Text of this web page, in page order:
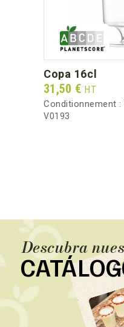
copa 16cl
Prix
31,50 € HT
Conditionnement :
V0193
Descubra